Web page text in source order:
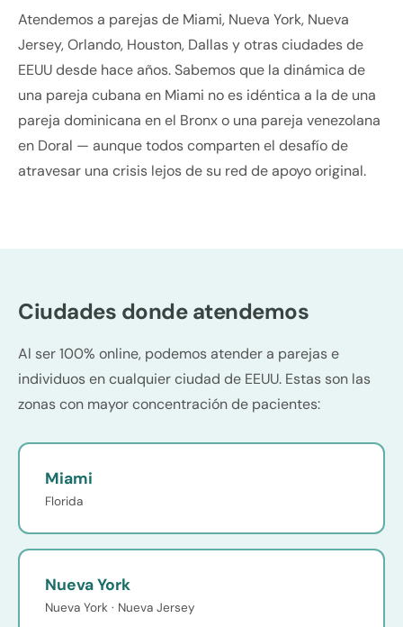
Atendemos a parejas de Miami, Nueva York, Nueva
Jersey, Orlando, Houston, Dallas y otras ciudades de
EEUU desde hace años. Sabemos que la dinámica de
una pareja cubana en Miami no es idéntica a la de una
pareja dominicana en el Bronx o una pareja venezolana
en Doral — aunque todos comparten el desafío de
atravesar una crisis lejos de su red de apoyo original.
Ciudades donde atendemos
Al ser 100% online, podemos atender a parejas e
individuos en cualquier ciudad de EEUU. Estas son las
zonas con mayor concentración de pacientes:
Miami
Florida
Nueva York
Nueva York · Nueva Jersey